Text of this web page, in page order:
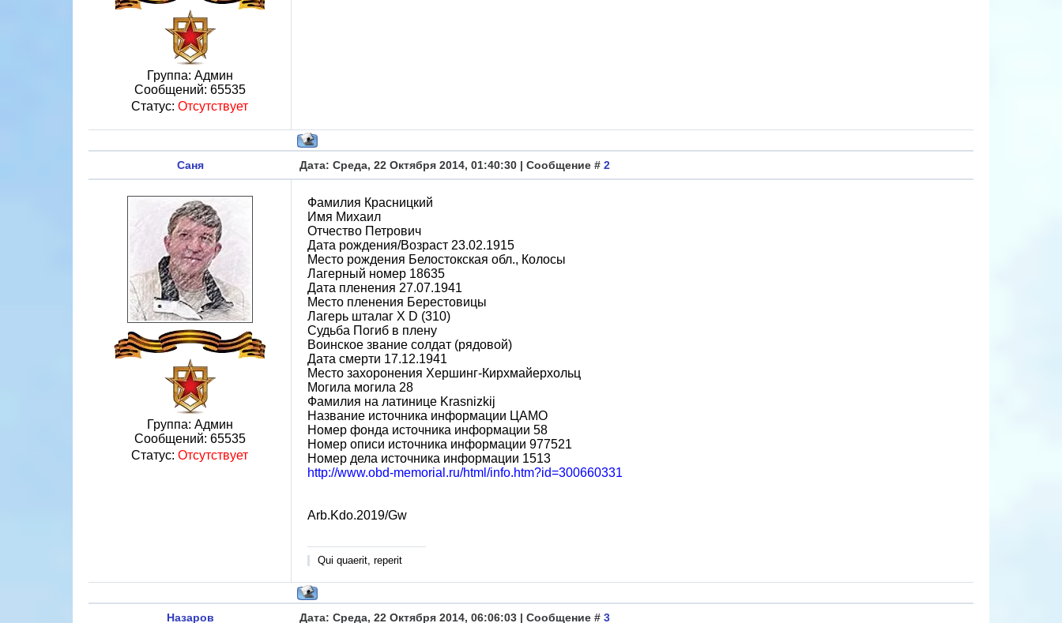
Группа: Админ
Сообщений: 65535
Статус: Отсутствует
Саня Дата: Среда, 22 Октября 2014, 01:40:30 | Сообщение # 2
Группа: Админ
Сообщений: 65535
Статус: Отсутствует
Фамилия Красницкий
Имя Михаил
Отчество Петрович
Дата рождения/Возраст 23.02.1915
Место рождения Белостокская обл., Колосы
Лагерный номер 18635
Дата пленения 27.07.1941
Место пленения Берестовицы
Лагерь шталаг X D (310)
Судьба Погиб в плену
Воинское звание солдат (рядовой)
Дата смерти 17.12.1941
Место захоронения Хершинг-Кирхмайерхольц
Могила могила 28
Фамилия на латинице Krasnizkij
Название источника информации ЦАМО
Номер фонда источника информации 58
Номер описи источника информации 977521
Номер дела источника информации 1513
http://www.obd-memorial.ru/html/info.htm?id=300660331
Arb.Kdo.2019/Gw
Qui quaerit, reperit
Назаров Дата: Среда, 22 Октября 2014, 06:06:03 | Сообщение # 3